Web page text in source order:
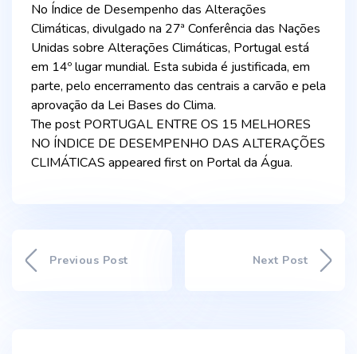
No Índice de Desempenho das Alterações
Climáticas, divulgado na 27ª Conferência das Nações
Unidas sobre Alterações Climáticas, Portugal está
em 14º lugar mundial. Esta subida é justificada, em
parte, pelo encerramento das centrais a carvão e pela
aprovação da Lei Bases do Clima.
The post PORTUGAL ENTRE OS 15 MELHORES
NO ÍNDICE DE DESEMPENHO DAS ALTERAÇÕES
CLIMÁTICAS appeared first on Portal da Água.
Previous Post Next Post